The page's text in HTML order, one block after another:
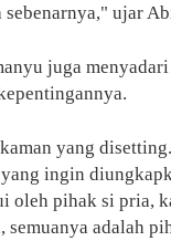
ujar
juga
yang
ingin
oleh pihak si pria,
adalah